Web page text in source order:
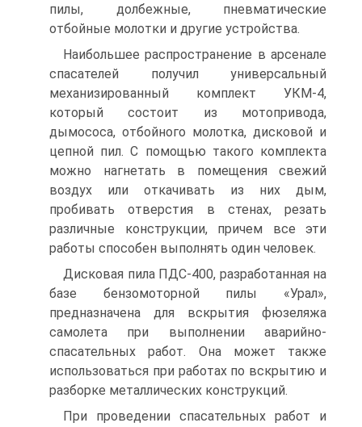
пилы, долбежные, пневматические
отбойные молотки и другие устройства.
Наибольшее распространение в арсенале
спасателей получил универсальный
механизированный комплект УКМ-4,
который состоит из мотопривода,
дымососа, отбойного молотка, дисковой и
цепной пил. С помощью такого комплекта
можно нагнетать в помещения свежий
воздух или откачивать из них дым,
пробивать отверстия в стенах, резать
различные конструкции, причем все эти
работы способен выполнять один человек.
Дисковая пила ПДС-400, разработанная на
базе бензомоторной пилы «Урал»,
предназначена для вскрытия фюзеляжа
самолета при выполнении аварийно-
спасательных работ. Она может также
использоваться при работах по вскрытию и
разборке металлических конструкций.
При проведении спасательных работ и